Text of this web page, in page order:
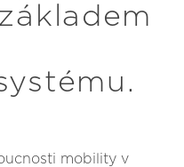
mobility v